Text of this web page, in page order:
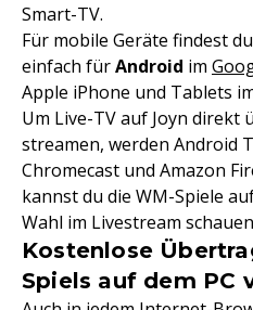
Smart-TV.
Für mobile Geräte findest
einfach fürAndroid im
Apple iPhone und Tablets
Um Live-TV auf Joyn direkt
streamen, werden Android
Chromecast und Amazon
kannst du die WM-Spiele
Wahl im Livestream
Kostenlose
Spiels auf dem PC